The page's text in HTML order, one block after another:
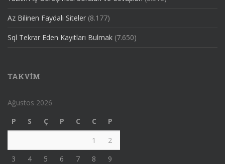
Az Bilinen Faydalı Siteler (8.177)
Sql Tekrar Eden Kayıtları Bulmak (7.650)
TAKVIM
Ağustos 2026
P
S Ç P C C
P
1
2
3
4 5 6 7 8
9